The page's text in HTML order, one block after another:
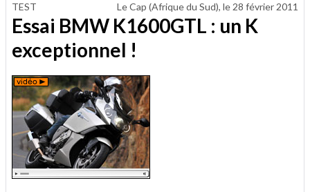
TEST Le Cap (Afrique du Sud), le 28 février 2011
Essai BMW K1600GTL : un K
exceptionnel !